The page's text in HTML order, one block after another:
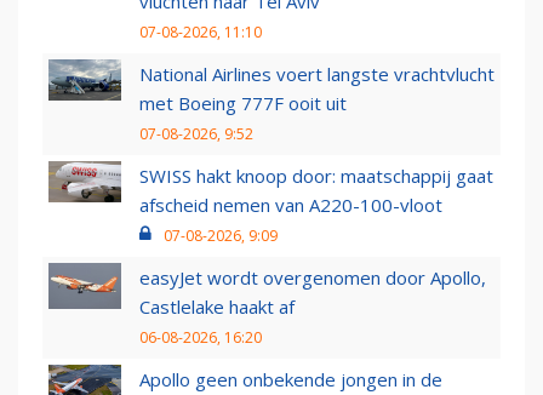
07-08-2026, 11:10
National Airlines voert langste vrachtvlucht
met Boeing 777F ooit uit
07-08-2026, 9:52
SWISS hakt knoop door: maatschappij gaat
afscheid nemen van A220-100-vloot
07-08-2026, 9:09
easyJet wordt overgenomen door Apollo,
Castlelake haakt af
06-08-2026, 16:20
Apollo geen onbekende jongen in de